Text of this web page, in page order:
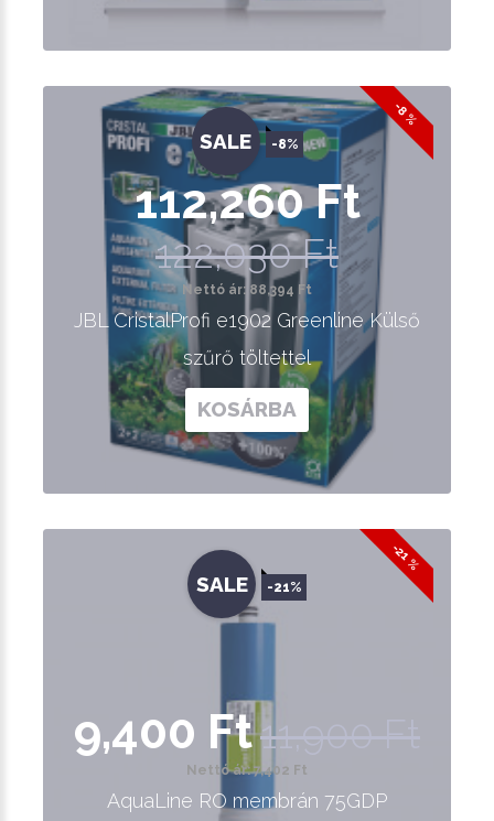
-8 %
SALE -8%
112,260 Ft
122,030 Ft
Nettó ár: 88,394 Ft
JBL CristalProfi e1902 Greenline Külső
szűrő töltettel
KOSÁRBA
-21 %
SALE -21%
9,400 Ft11,900 Ft
Nettó ár: 7,402 Ft
AquaLine RO membrán 75GDP